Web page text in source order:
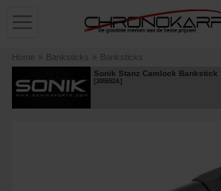
Home » Banksticks » Banksticks
Sonik Stanz Camlock Bankstick
[205652A]